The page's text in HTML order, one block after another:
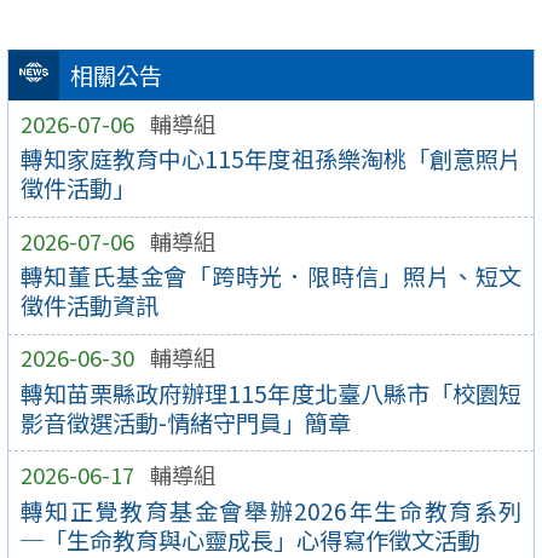
相關公告
2026-07-06 輔導組
轉知家庭教育中心115年度祖孫樂淘桃「創意照片
徵件活動」
2026-07-06 輔導組
轉知董氏基金會「跨時光．限時信」照片、短文
徵件活動資訊
2026-06-30 輔導組
轉知苗栗縣政府辦理115年度北臺八縣市「校園短
影音徵選活動-情緒守門員」簡章
2026-06-17 輔導組
轉知正覺教育基金會舉辦2026年生命教育系列
─「生命教育與心靈成長」心得寫作徵文活動